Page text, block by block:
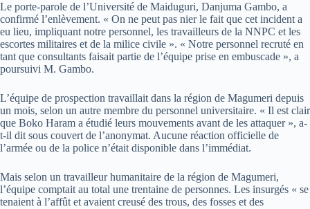
Le porte-parole de l’Université de Maiduguri, Danjuma Gambo, a
confirmé l’enlèvement. « On ne peut pas nier le fait que cet incident a
eu lieu, impliquant notre personnel, les travailleurs de la NNPC et les
escortes militaires et de la milice civile ». « Notre personnel recruté en
tant que consultants faisait partie de l’équipe prise en embuscade », a
poursuivi M. Gambo.
L’équipe de prospection travaillait dans la région de Magumeri depuis
un mois, selon un autre membre du personnel universitaire. « Il est clair
que Boko Haram a étudié leurs mouvements avant de les attaquer », a-
t-il dit sous couvert de l’anonymat. Aucune réaction officielle de
l’armée ou de la police n’était disponible dans l’immédiat.
Mais selon un travailleur humanitaire de la région de Magumeri,
l’équipe comptait au total une trentaine de personnes. Les insurgés « se
tenaient à l’affût et avaient creusé des trous, des fosses et des